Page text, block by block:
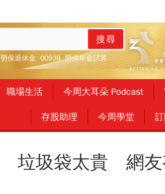
搜尋
勞保退休金 00939 勞保年金試算
職場生活 今周大耳朵 Podcast
存股助理 今周學堂
垃圾袋太貴 網